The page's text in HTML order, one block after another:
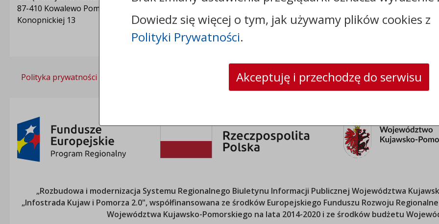
87-410 Kowalewo Pomorskie
Konopnickiej 13
e-mail:urzad@kowalewopomorskie.pl
skrytka ePUAP: /16q4tj7kwy/SkrytkaESP
strona www:
Polityka prywatności
„Rozbudowa i modernizacja Systemu Regionalnego Biuletynu Informacji PublicznejWojewództwa
„Infostrada Kujaw i Pomorza 2.0", współfinansowana ze środków Europejskiego Funduszu Rozwoju
Województwa Kujawsko-Pomorskiego na lata 2014-2020 i ze środków budżetu
Dowiedz się więcej o tym, jak używamy plików cookies z
Polityki Prywatności.
Akceptuję i przechodzę do serwisu